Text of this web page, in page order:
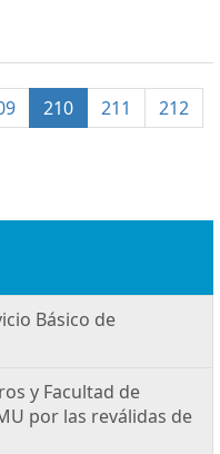
210(current)
211
212
Básico de
y Facultad de
por las reválidas de